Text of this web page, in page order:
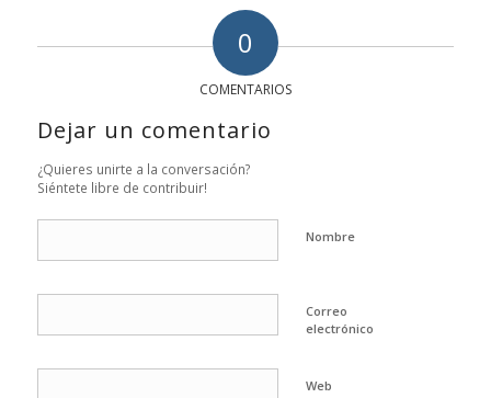
0
COMENTARIOS
Dejar un comentario
¿Quieres unirte a la conversación?
Siéntete libre de contribuir!
Nombre
Correo
electrónico
Web